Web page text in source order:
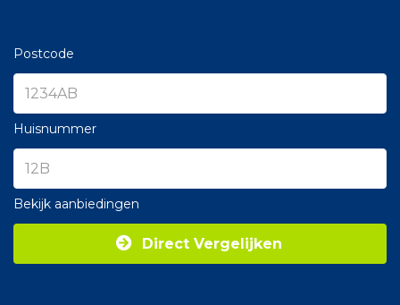
Postcode
Huisnummer
Bekijk aanbiedingen
Direct Vergelijken